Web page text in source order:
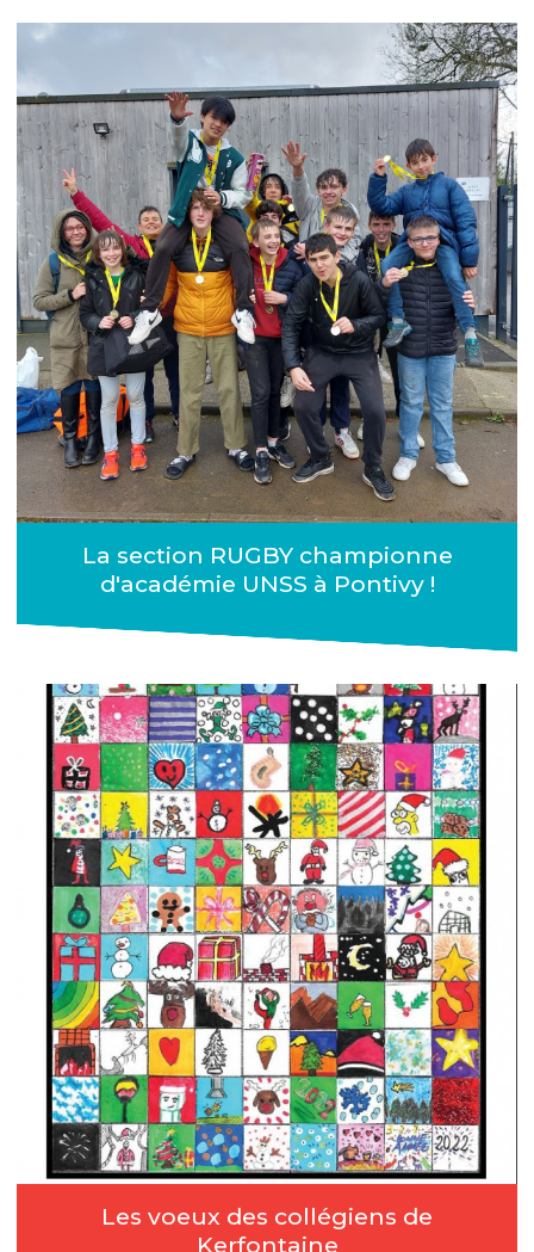
La section RUGBY championne
d'académie UNSS à Pontivy !
Les voeux des collégiens de
Kerfontaine